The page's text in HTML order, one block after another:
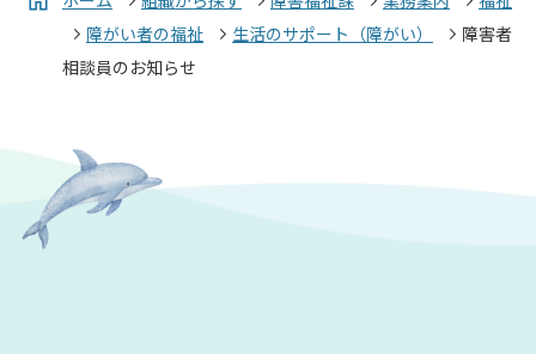
障がい者の福祉
生活のサポート（障がい）
障害者
相談員のお知らせ